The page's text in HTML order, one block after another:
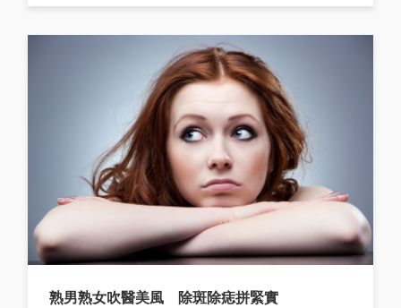
熟男熟女吹醫美風 除斑除痣拼緊實